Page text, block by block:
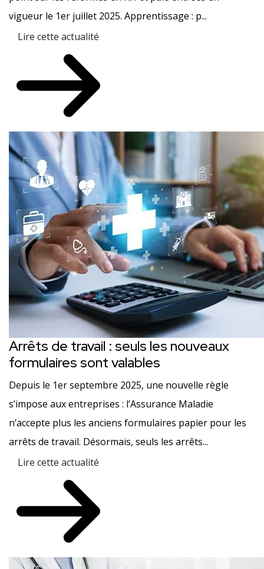
vigueur le 1er juillet 2025. Apprentissage : p...
Lire cette actualité
Arrêts de travail : seuls les nouveaux
formulaires sont valables
Depuis le 1er septembre 2025, une nouvelle règle
s’impose aux entreprises : l’Assurance Maladie
n’accepte plus les anciens formulaires papier pour les
arrêts de travail. Désormais, seuls les arrêts...
Lire cette actualité